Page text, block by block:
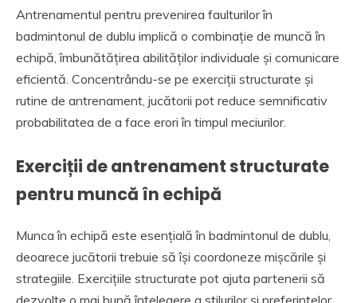
Antrenamentul pentru prevenirea faulturilor în
badmintonul de dublu implică o combinație de muncă în
echipă, îmbunătățirea abilităților individuale și comunicare
eficientă. Concentrându-se pe exerciții structurate și
rutine de antrenament, jucătorii pot reduce semnificativ
probabilitatea de a face erori în timpul meciurilor.
Exerciții de antrenament structurate
pentru muncă în echipă
Munca în echipă este esențială în badmintonul de dublu,
deoarece jucătorii trebuie să își coordoneze mișcările și
strategiile. Exercițiile structurate pot ajuta partenerii să
dezvolte o mai bună înțelegere a stilurilor și preferințelor